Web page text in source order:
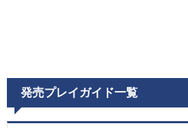
発売プレイガイド一覧